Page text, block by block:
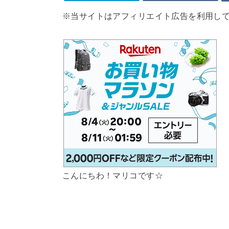
※当サイトはアフィリエイト広告を利用して
こんにちわ！マリコです☆